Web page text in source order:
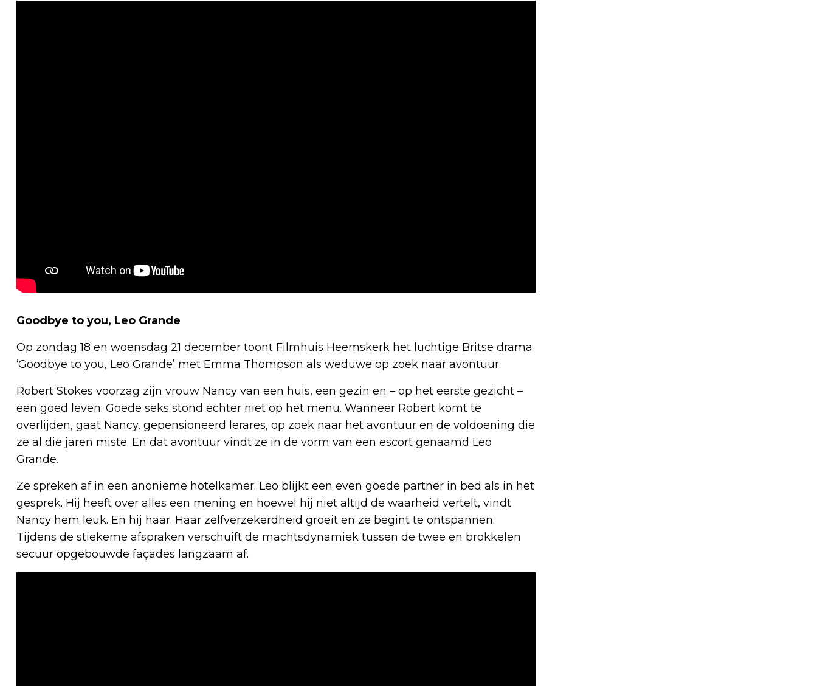
Goodbye to you, Leo Grande
Op zondag 18 en woensdag 21 december toont Filmhuis Heemskerk het luchtige Britse drama
‘Goodbye to you, Leo Grande’ met Emma Thompson als weduwe op zoek naar avontuur.
Robert Stokes voorzag zijn vrouw Nancy van een huis, een gezin en – op het eerste gezicht –
een goed leven. Goede seks stond echter niet op het menu. Wanneer Robert komt te
overlijden, gaat Nancy, gepensioneerd lerares, op zoek naar het avontuur en de voldoening die
ze al die jaren miste. En dat avontuur vindt ze in de vorm van een escort genaamd Leo
Grande.
Ze spreken af in een anonieme hotelkamer. Leo blijkt een even goede partner in bed als in het
gesprek. Hij heeft over alles een mening en hoewel hij niet altijd de waarheid vertelt, vindt
Nancy hem leuk. En hij haar. Haar zelfverzekerdheid groeit en ze begint te ontspannen.
Tijdens de stiekeme afspraken verschuift de machtsdynamiek tussen de twee en brokkelen
secuur opgebouwde façades langzaam af.